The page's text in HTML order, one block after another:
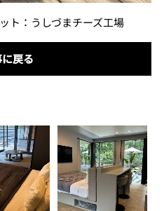
ト：うしづまチーズ工場
戻る